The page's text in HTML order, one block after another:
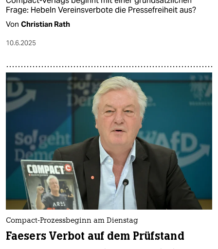
Frage: Hebeln Vereinsverbote die Pressefreiheit aus?
Von Christian Rath
10.6.2025
Compact-Prozessbeginn am Dienstag
Faesers Verbot auf dem Prüfstand